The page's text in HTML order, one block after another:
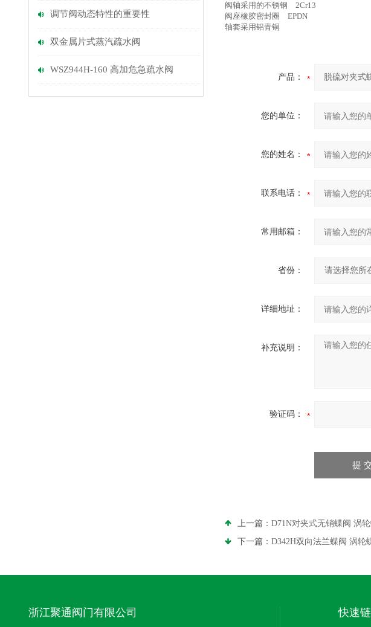
调节阀动态特性的重要性
双金属片式蒸汽疏水阀
WSZ944H-160 高加危急疏水阀
阀轴采用的不锈钢 2Cr13
阀座橡胶密封圈 EPDN
轴套采用铝青铜
产品：
您的单位：
您的姓名：
联系电话：
常用邮箱：
省份：
详细地址：
补充说明：
验证码：
上一篇： D71N对夹式无销蝶阀 涡
下一篇： D342H双向法兰蝶阀 涡轮
浙江聚通阀门有限公司 快速